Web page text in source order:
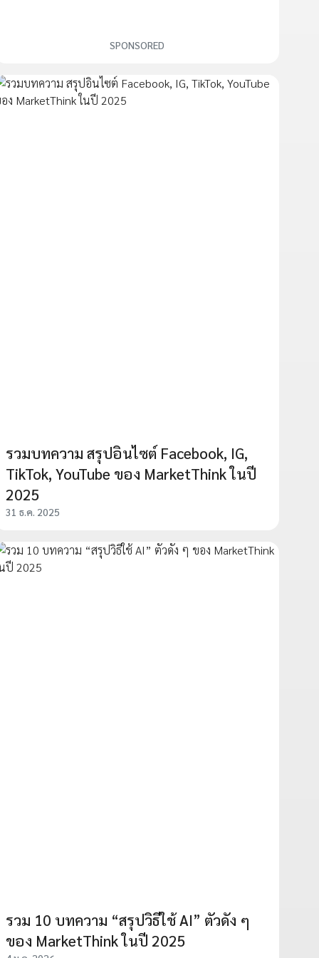
SPONSORED
รวมบทความ สรุปอินไซต์ Facebook, IG,
TikTok, YouTube ของ MarketThink ในปี
2025
31 ธ.ค. 2025
รวม 10 บทความ “สรุปวิธีใช้ AI” ตัวดัง ๆ
ของ MarketThink ในปี 2025